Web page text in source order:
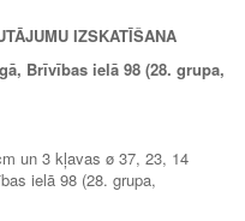
IZSKATĪŠANA
Brīvības ielā 98 (28. grupa,
3 kļavas ø 37, 23, 14
ielā 98 (28. grupa,